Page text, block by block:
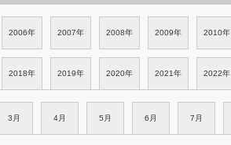
2006年 2007年 2008年 2009年 2010年
2018年 2019年 2020年 2021年 2022年
3月 4月 5月 6月 7月